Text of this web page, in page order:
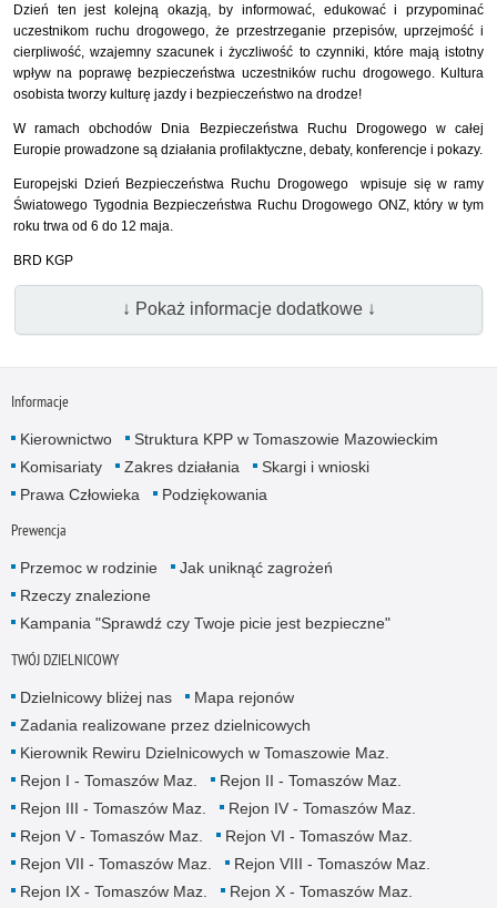
Dzień ten jest kolejną okazją, by informować, edukować i przypominać
uczestnikom ruchu drogowego, że przestrzeganie przepisów, uprzejmość i
cierpliwość, wzajemny szacunek i życzliwość to czynniki, które mają istotny
wpływ na poprawę bezpieczeństwa uczestników ruchu drogowego. Kultura
osobista tworzy kulturę jazdy i bezpieczeństwo na drodze!
W ramach obchodów Dnia Bezpieczeństwa Ruchu Drogowego w całej
Europie prowadzone są działania profilaktyczne, debaty, konferencje i pokazy.
Europejski Dzień Bezpieczeństwa Ruchu Drogowego wpisuje się w ramy
Światowego Tygodnia Bezpieczeństwa Ruchu Drogowego ONZ, który w tym
roku trwa od 6 do 12 maja.
BRD KGP
↓ Pokaż informacje dodatkowe ↓
Informacje
Kierownictwo
Struktura KPP w Tomaszowie Mazowieckim
Komisariaty
Zakres działania
Skargi i wnioski
Prawa Człowieka
Podziękowania
Prewencja
Przemoc w rodzinie
Jak uniknąć zagrożeń
Rzeczy znalezione
Kampania "Sprawdź czy Twoje picie jest bezpieczne"
TWÓJ DZIELNICOWY
Dzielnicowy bliżej nas
Mapa rejonów
Zadania realizowane przez dzielnicowych
Kierownik Rewiru Dzielnicowych w Tomaszowie Maz.
Rejon I - Tomaszów Maz.
Rejon II - Tomaszów Maz.
Rejon III - Tomaszów Maz.
Rejon IV - Tomaszów Maz.
Rejon V - Tomaszów Maz.
Rejon VI - Tomaszów Maz.
Rejon VII - Tomaszów Maz.
Rejon VIII - Tomaszów Maz.
Rejon IX - Tomaszów Maz.
Rejon X - Tomaszów Maz.